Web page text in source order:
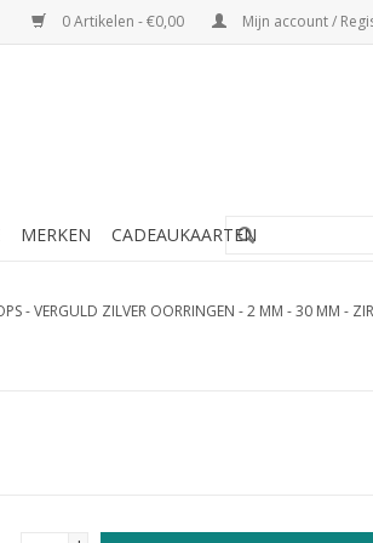
0 Artikelen - €0,00 Mijn account /
MERKEN CADEAUKAARTEN
- VERGULD ZILVER OORRINGEN - 2 MM - 30 MM -